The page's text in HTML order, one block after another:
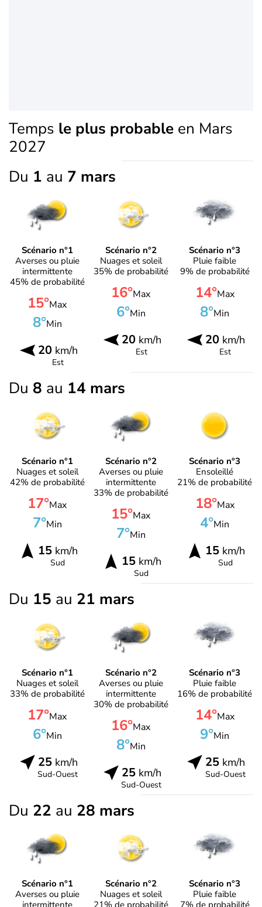
Temps le plus probable en Mars
2027
Du 1 au 7 mars
Scénario n°1
Averses ou pluie
intermittente
45% de probabilité
15°Max
8°Min
20km/h
Est
Scénario n°2
Nuages et soleil
35% de probabilité
16°Max
6°Min
20km/h
Est
Scénario n°3
Pluie faible
9% de probabilité
14°Max
8°Min
20 km/h
Est
Du 8 au 14 mars
Scénario n°1
Nuages et soleil
42% de probabilité
17°Max
7°Min
15km/h
Sud
Scénario n°2
Averses ou pluie
intermittente
33% de probabilité
15°Max
7°Min
15km/h
Sud
Scénario n°3
Ensoleillé
21% de probabilité
18°Max
4°Min
15 km/h
Sud
Du 15 au 21 mars
Scénario n°1
Nuages et soleil
33% de probabilité
17°Max
6°Min
25km/h
Sud-Ouest
Scénario n°2
Averses ou pluie
intermittente
30% de probabilité
16°Max
8°Min
25km/h
Sud-Ouest
Scénario n°3
Pluie faible
16% de probabilité
14°Max
9°Min
25 km/h
Sud-Ouest
Du 22 au 28 mars
Scénario n°1
Averses ou pluie
Scénario n°2
Nuages et soleil
Scénario n°3
Pluie faible